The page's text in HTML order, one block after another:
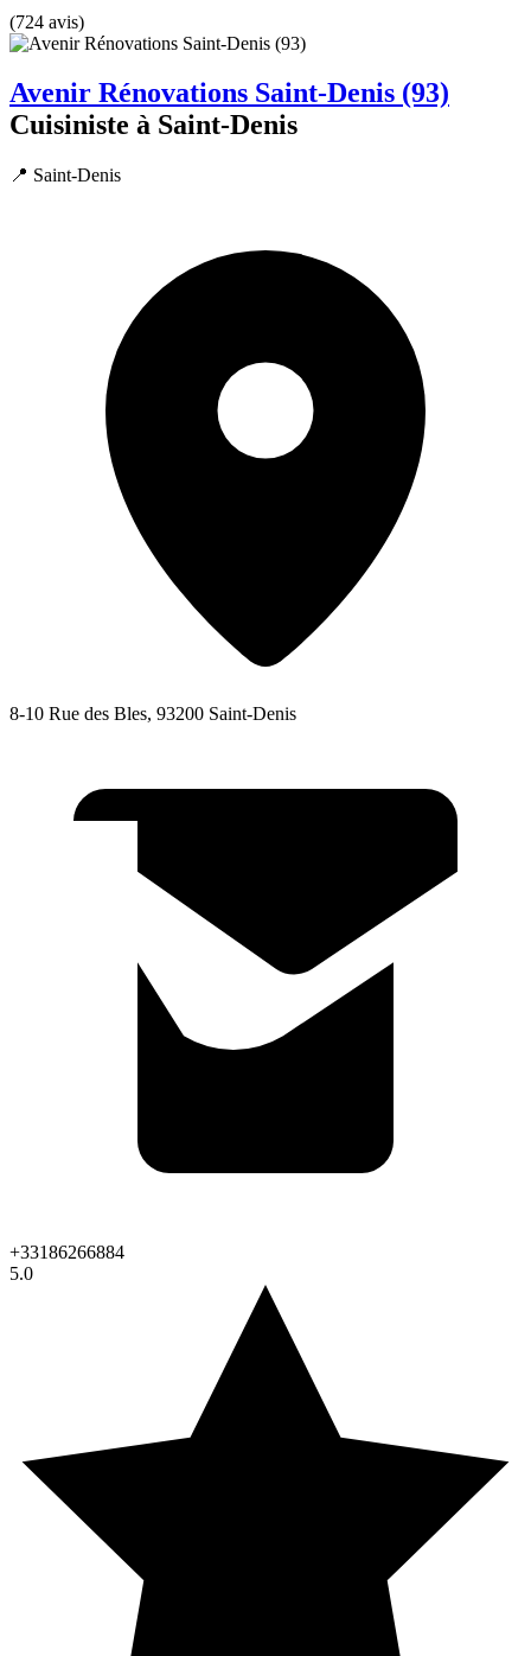
(724 avis)
Avenir Rénovations Saint-Denis (93)
Cuisiniste à Saint-Denis
📍 Saint-Denis
8-10 Rue des Bles, 93200 Saint-Denis
+33186266884
5.0